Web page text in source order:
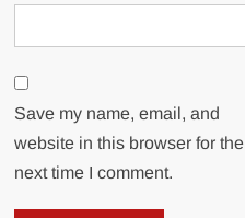
Save my name, email, and
website in this browser for the
next time I comment.